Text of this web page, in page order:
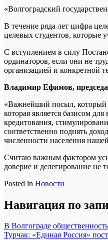
«Волгоградский
В течение ряда лет цифра
целевых студентов, которые
С вступлением в силу
ординаторов, если они не
организацией и конкретной
Владимир Ефимов,
«Важнейший посыл, который
которая является базисом
кредитования,
соответственно поднять
численности населения
Считаю важным фактором
доверие и делегирование не
Posted in Новости
Навигация по
В Волгограде
Турчак: «Единая Россия»